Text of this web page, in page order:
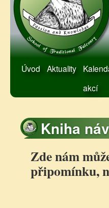
Úvod Aktuality
akcí
Kniha
Zde nám
připomínku,